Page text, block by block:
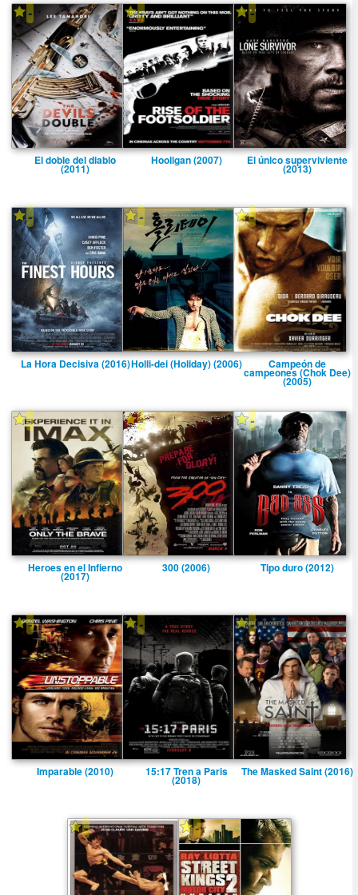
-
El doble del diablo
(2011)
-
Hooligan (2007)
-
El único superviviente
(2013)
-
La Hora Decisiva (2016)
-
Holli-dei (Holiday) (2006)
-
Campeón de
campeones (Chok Dee)
(2005)
-
Heroes en el Infierno
(2017)
-
300 (2006)
-
Tipo duro (2012)
-
Imparable (2010)
-
15:17 Tren a Paris
(2018)
-
The Masked Saint (2016)
- -